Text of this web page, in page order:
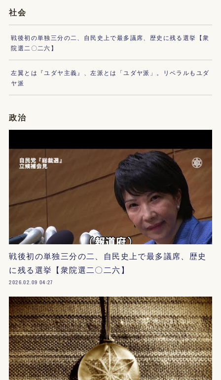
社会
戦後初の単独三分の二、自民史上で最多議席、歴史に残る選挙【衆
院選二〇二六】
左翼とは『ユダヤ主義』、左派とは「ユダヤ派」。リベラルもユダ
ヤ派
政治
戦後初の単独三分の二、自民史上で最多議席、歴史
に残る選挙【衆院選二〇二六】
2026.02.09 04:27